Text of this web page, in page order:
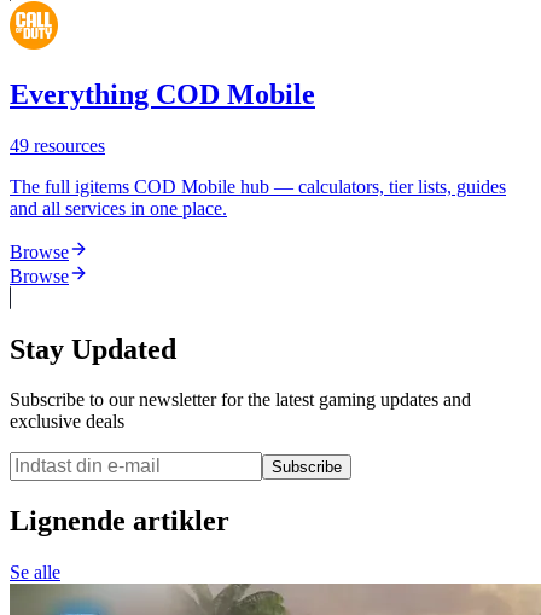
Everything COD Mobile
49 resources
The full igitems COD Mobile hub — calculators, tier lists, guides
and all services in one place.
Browse
Browse
Stay Updated
Subscribe to our newsletter for the latest gaming updates and
exclusive deals
Subscribe
Lignende artikler
Se alle